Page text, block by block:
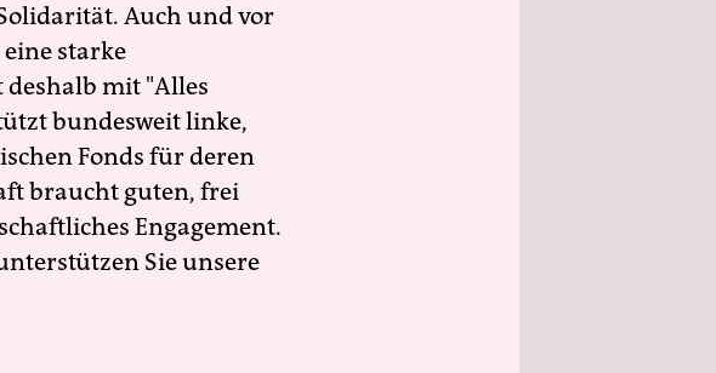
Auch und vor
starke
deshalb mit "Alles
bundesweit linke,
Fonds für deren
braucht guten, frei
Engagement.
Sie unsere